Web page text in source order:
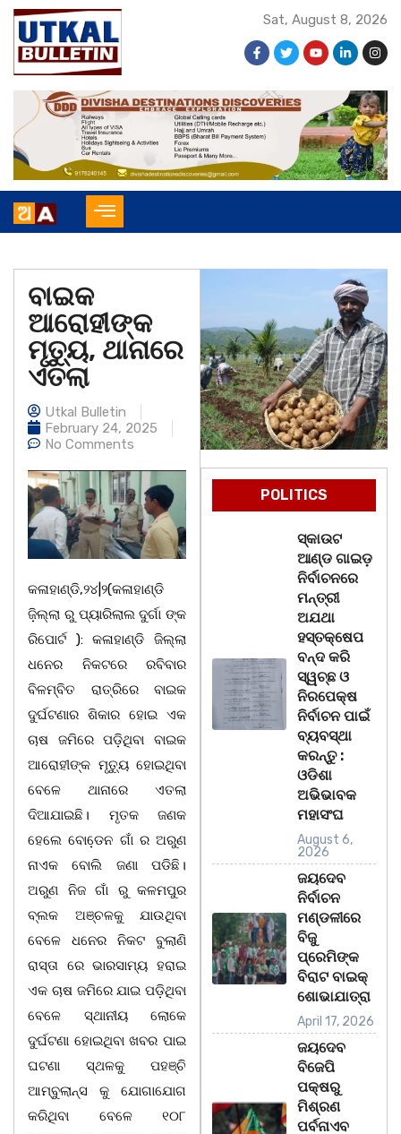
Sat, August 8, 2026
ବାଇକ
ଆରୋହୀଙ୍କ
ମୃତ୍ୟୁ, ଥାନାରେ
ଏତଲା
Utkal Bulletin
February 24, 2025
No Comments
କଳାହାଣ୍ଡି,୨୪|୨(କଳାହାଣ୍ଡି
ଜ଼ିଲ୍ଲା ରୁ ପ୍ୟାରିଲାଲ ଦୁର୍ଗା ଙ୍କ
ରିପୋର୍ଟ ): କଳାହାଣ୍ଡି ଜିଲ୍ଲା
ଧନେର ନିକଟରେ ରବିବାର
ବିଳମ୍ବିତ ରାତ୍ରିରେ ବାଇକ
ଦୁର୍ଘଟଣାର ଶିକାର ହୋଇ ଏକ
ଚାଷ ଜମିରେ ପଡ଼ିଥିବା ବାଇକ
ଆରୋହୀଙ୍କ ମୃତ୍ୟୁ ହୋଇଥିବା
ବେଳେ ଥାନାରେ ଏତଲା
ଦିଆଯାଇଛି। ମୃତକ ଜଣକ
ହେଲେ ବୋଡେ଼ନ ଗାଁ ର ଅରୁଣ
ନାଏକ ବୋଲି ଜଣା ପଡିଛି।
ଅରୁଣ ନିଜ ଗାଁ ରୁ କଳମପୁର
ବ୍ଲକ ଅଞ୍ଚଳକୁ ଯାଉଥିବା
ବେଳେ ଧନେର ନିକଟ ବୁଲାଣି
ରାସ୍ତା ରେ ଭାରସାମ୍ୟ ହରାଇ
ଏକ ଚାଷ ଜମିରେ ଯାଇ ପଡ଼ିଥିବା
ବେଳେ ସ୍ଥାନୀୟ ଲୋକେ
ଦୁର୍ଘଟଣା ହୋଇଥିବା ଖବର ପାଇ
ଘଟଣା ସ୍ଥଳକୁ ପହଞ୍ଚି
ଆମ୍ବୁଲାନ୍ସ କୁ ଯୋଗାଯୋଗ
କରିଥିବା ବେଳେ ୧୦୮
POLITICS
ସ୍କାଉଟ
ଆଣ୍ଡ ଗାଇଡ଼
ନିର୍ବାଚନରେ
ମନ୍ତ୍ରୀ
ଅଯଥା
ହସ୍ତକ୍ଷେପ
ବନ୍ଦ କରି
ସ୍ୱଚ୍ଛ ଓ
ନିରପେକ୍ଷ
ନିର୍ବାଚନ ପାଇଁ
ବ୍ୟବସ୍ଥା
କରନ୍ତୁ :
ଓଡିଶା
ଅଭିଭାବକ
ମହାସଂଘ
August 6,
2026
ଜୟଦେବ
ନିର୍ବାଚନ
ମଣ୍ଡଳୀରେ
ବିଜୁ
ପ୍ରେମିଙ୍କ
ବିରାଟ ବାଇକ୍
ଶୋଭାଯାତ୍ରା
April 17, 2026
ଜୟଦେବ
ବିଜେପି
ପକ୍ଷରୁ
ମିଶ୍ରଣ
ପର୍ବନାଏବ